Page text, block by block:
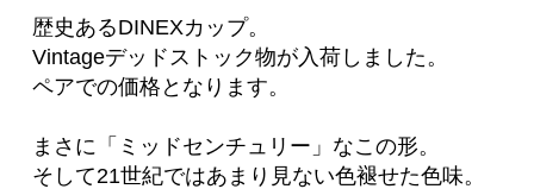
歴史あるDINEXカップ。
Vintageデッドストック物が入荷しました。
ペアでの価格となります。
まさに「ミッドセンチュリー」なこの形。
そして21世紀ではあまり見ない色褪せた色味。